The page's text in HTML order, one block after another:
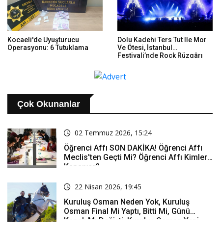
Kocaeli'de Uyuşturucu
Operasyonu: 6 Tutuklama
Dolu Kadehi Ters Tut Ile Mor
Ve Ötesi, İstanbul
Festivali’nde Rock Rüzgârı
Çok Okunanlar
02 Temmuz 2026, 15:24
Öğrenci Affı SON DAKİKA! Öğrenci Affı
Meclis'ten Geçti Mi? Öğrenci Affı Kimleri
Kapsıyor?
22 Nisan 2026, 19:45
Kuruluş Osman Neden Yok, Kuruluş
Osman Final Mi Yaptı, Bitti Mi, Günü
Kanalı Mı Değişti, Kuruluş Osman Yeni